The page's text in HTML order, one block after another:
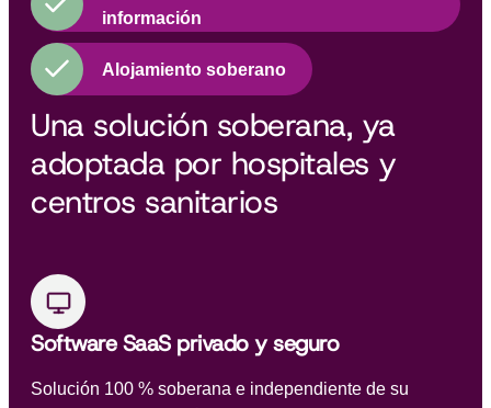
información
Alojamiento soberano
Una solución soberana, ya
adoptada por hospitales y
centros sanitarios
Software SaaS privado y seguro
Solución 100 % soberana e independiente de su